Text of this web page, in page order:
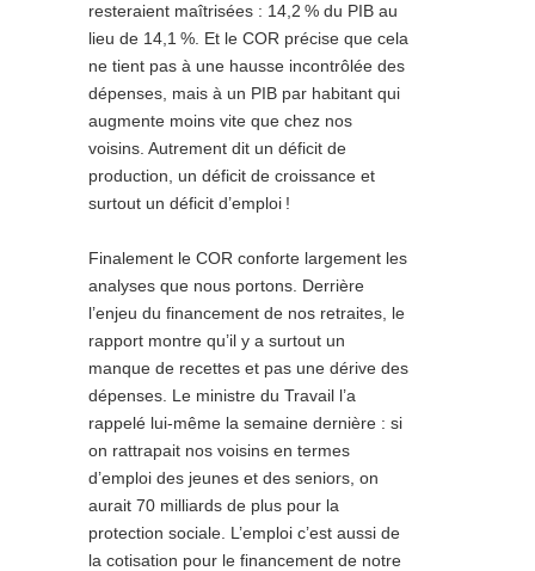
resteraient maîtrisées : 14,2 % du PIB au
lieu de 14,1 %. Et le COR précise que cela
ne tient pas à une hausse incontrôlée des
dépenses, mais à un PIB par habitant qui
augmente moins vite que chez nos
voisins. Autrement dit un déficit de
production, un déficit de croissance et
surtout un déficit d’emploi !
Finalement le COR conforte largement les
analyses que nous portons. Derrière
l’enjeu du financement de nos retraites, le
rapport montre qu’il y a surtout un
manque de recettes et pas une dérive des
dépenses. Le ministre du Travail l’a
rappelé lui-même la semaine dernière : si
on rattrapait nos voisins en termes
d’emploi des jeunes et des seniors, on
aurait 70 milliards de plus pour la
protection sociale. L’emploi c’est aussi de
la cotisation pour le financement de notre